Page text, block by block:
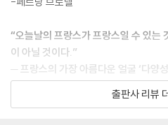
--- p.139~140, 「제2장 정주 체계: 마
지금까지 필자는 옛 프랑스에 대해 고
존재했던 긴밀하고 기본적인 연결 관
이러한 연결 관계가 없었다면, 프랑스
금과 같은 일관성이나 견고함을 갖추
“오늘날의 프랑스가 프랑스일 수 있는
이 아닐 것이다.”
─ 프랑스의 가장 아름다운 얼굴 ‘다양성
세상에서 프랑스만큼 다원적인 나라는
출판사 리뷰